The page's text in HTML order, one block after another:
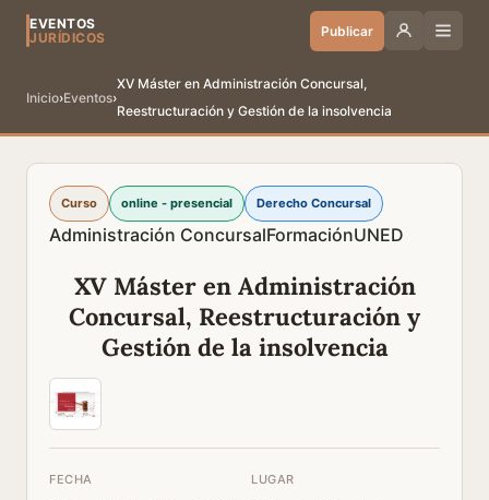
EVENTOS
JURÍDICOS
Publicar
Inicio›Eventos›
XV Máster en Administración Concursal,
Reestructuración y Gestión de la insolvencia
Curso online - presencial Derecho Concursal
Administración ConcursalFormaciónUNED
XV Máster en Administración
Concursal, Reestructuración y
Gestión de la insolvencia
FECHA LUGAR